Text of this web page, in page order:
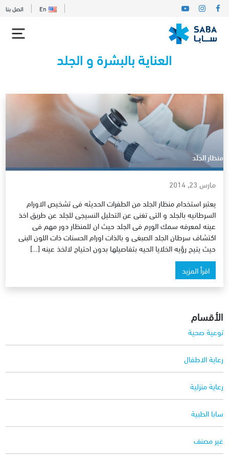
En اتصل بنا
العناية بالبشرة و الجلد
الأقسام
توعية صحية
رعاية الاطفال
رعاية منزلية
سابا الطبية
غير مصنف
منظار الجلد
مارس 23, 2014
يعتبر استخدام منظار الجلد من الطفرات الحديثه فى تشخيص الاورام
السرطانيه بالجلد و التى تغنى عن التحليل النسيجى للجلد عن طريق اخذ
عينه لمعرفه سمك الورم فى الجلد حيث ان للمنظار دور مهم فى
اكتشاف سرطان الجلد الصبغى و بالذات اورام الحسنات ذات اللون البنى
حيث يتيح رؤيه الخلايا الحيه بتفاصيلها بدون احتياج لالخذ عينه […]
اقرأ المزيد